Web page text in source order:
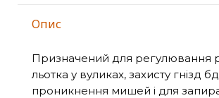
Опис
Призначений для регулювання
льотка у вуликах, захисту гнізд
проникнення мишей і для